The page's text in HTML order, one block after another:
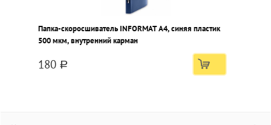
Папка-скоросшиватель INFORMAT А4, синяя пластик
500 мкм, внутренний карман
180 a